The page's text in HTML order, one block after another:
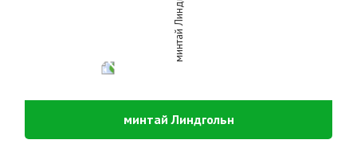
минтай Линдгольн